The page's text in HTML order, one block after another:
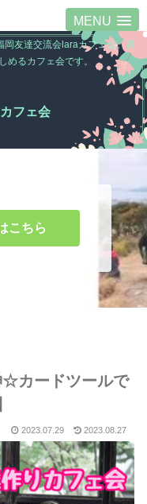
MENU
岡友達交流会laraカフェ会。異
めるカフェ会です。
フェ会
こちら
☆カードツールで
2023.07.29 2023.08.27